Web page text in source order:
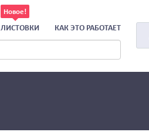
ЛИСТОВКИ КАК ЭТО РАБОТАЕТ